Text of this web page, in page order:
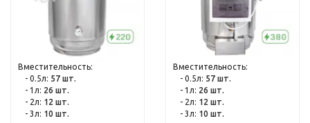
Вместительность:
- 0.5л: 57 шт.
- 1л: 26 шт.
- 2л: 12 шт.
- 3л: 10 шт.
Вместительность:
- 0.5л: 57 шт.
- 1л: 26 шт.
- 2л: 12 шт.
- 3л: 10 шт.